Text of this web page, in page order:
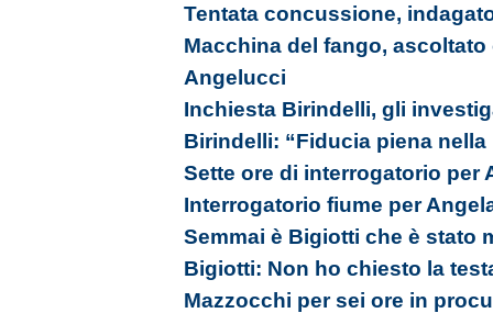
Tentata concussione,
Macchina del fango,
Angelucci
Inchiesta Birindelli, gli
Birindelli: “Fiducia piena nella
Sette ore di interrogatorio per
Interrogatorio fiume per
Semmai è Bigiotti che è stato
Bigiotti: Non ho chiesto la
Mazzocchi per sei ore in